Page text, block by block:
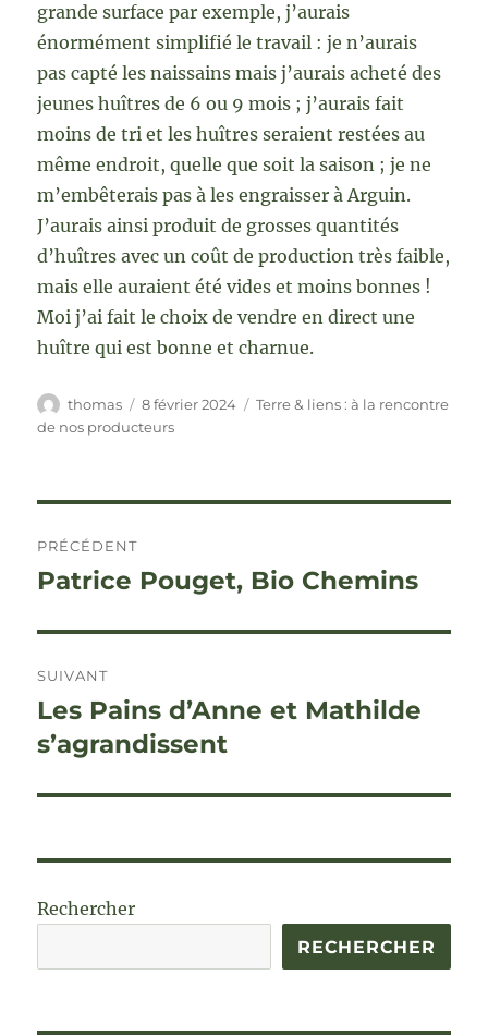
grande surface par exemple, j’aurais
énormément simplifié le travail : je n’aurais
pas capté les naissains mais j’aurais acheté des
jeunes huîtres de 6 ou 9 mois ; j’aurais fait
moins de tri et les huîtres seraient restées au
même endroit, quelle que soit la saison ; je ne
m’embêterais pas à les engraisser à Arguin.
J’aurais ainsi produit de grosses quantités
d’huîtres avec un coût de production très faible,
mais elle auraient été vides et moins bonnes !
Moi j’ai fait le choix de vendre en direct une
huître qui est bonne et charnue.
Auteur
thomas
Publié
le
8 février 2024 Catégories
Terre & liens : à la rencontre
de nos producteurs
de
PRÉCÉDENT
Publication
Patrice Pouget, Bio Chemins
SUIVANT
Publication
suivante :
Les Pains d’Anne et Mathilde
s’agrandissent
Rechercher
RECHERCHER